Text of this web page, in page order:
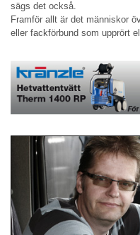
sägs det också.
Framför allt är det människor
eller fackförbund som upprört